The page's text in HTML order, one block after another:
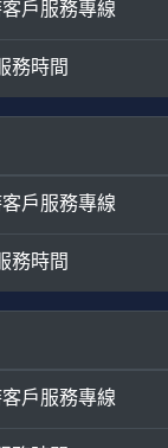
戶服務專線
務時間
戶服務專線
務時間
戶服務專線